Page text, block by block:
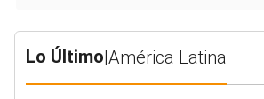
Lo Último|América Latina